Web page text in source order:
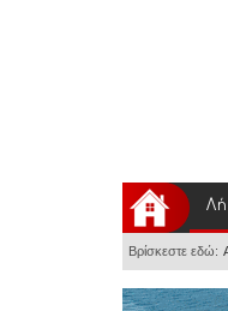
Βρίσκεστε εδώ: